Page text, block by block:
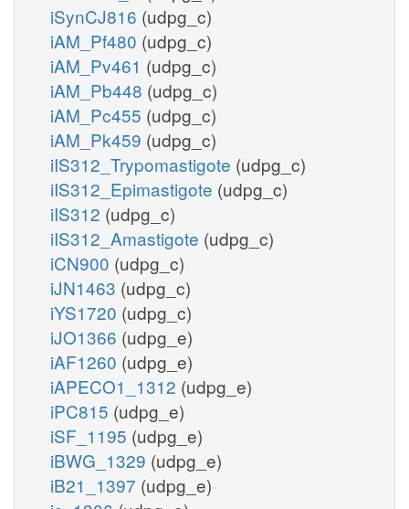
iSynCJ816 (udpg_c)
iAM_Pf480 (udpg_c)
iAM_Pv461 (udpg_c)
iAM_Pb448 (udpg_c)
iAM_Pc455 (udpg_c)
iAM_Pk459 (udpg_c)
iIS312_Trypomastigote (udpg_c)
iIS312_Epimastigote (udpg_c)
iIS312 (udpg_c)
iIS312_Amastigote (udpg_c)
iCN900 (udpg_c)
iJN1463 (udpg_c)
iYS1720 (udpg_c)
iJO1366 (udpg_e)
iAF1260 (udpg_e)
iAPECO1_1312 (udpg_e)
iPC815 (udpg_e)
iSF_1195 (udpg_e)
iBWG_1329 (udpg_e)
iB21_1397 (udpg_e)